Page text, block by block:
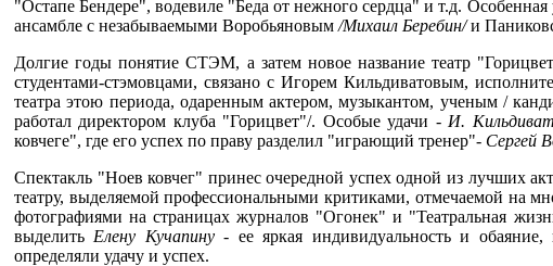
"Остапе Бендере", водевиле "Беда от нежного сердца" и т.д. Особенная
ансамбле с незабываемыми Воробьяновым /Михаил Беребин/и
Долгие годы понятие СТЭМ, а затем новое название театр
студентами-стэмовцами, связано с Игорем Кильдиватовым,
театра этою периода, одаренным актером, музыкантом, ученым /
работал директором клуба "Горицвет"/. Особые удачи - И.
ковчеге", где его успех по праву разделил "играющий тренер"- Сергей
Спектакль "Ноев ковчег" принес очередной успех одной из лучших
театру, выделяемой профессиональными критиками, отмечаемой на
фотографиями на страницах журналов "Огонек" и "Театральная
выделить Елену Кучапину - ее яркая индивидуальность и
определяли удачу и успех.